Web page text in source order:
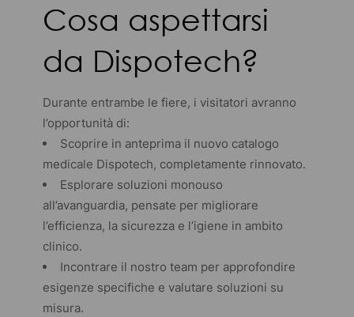
Cosa aspettarsi
da Dispotech?
Durante entrambe le fiere, i visitatori avranno
l’opportunità di:
Scoprire in anteprima il nuovo catalogo
medicale Dispotech, completamente rinnovato.
Esplorare soluzioni monouso
all’avanguardia, pensate per migliorare
l’efficienza, la sicurezza e l’igiene in ambito
clinico.
Incontrare il nostro team per approfondire
esigenze specifiche e valutare soluzioni su
misura.